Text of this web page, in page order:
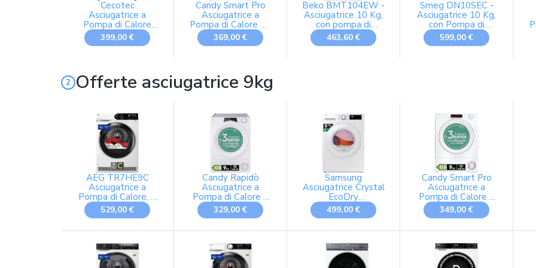
Cecotec
Asciugatrice a
Pompa di Calore
10Kg Bolero
Dresscode Dry
Programmi, 3 Livelli
Asciugatura,
SpaCare, Antipiega,
Bianca, Risparmio
Energetico
399,00 €
Candy Smart Pro
Asciugatrice a
Pompa di Calore 10
Kg, Classe D, Bianca
369,00 €
Beko BMT104EW -
Asciugatrice 10 Kg,
con pompa di
calore, Libera
Installazione,
463,60 €
Smeg DN10SEC -
Asciugatrice 10 Kg,
con Pompa di
Calore, Libera
installazione, Classe
599,00 €
Offerte asciugatrice 9kg
AEG TR7HE9C
Asciugatrice a
Pompa di Calore, 9
kg, Serie 7000,
Tecnologia
Sintetici,
Tecnologia
PreciseDry per
529,00 €
Candy Rapidò
Asciugatrice a
Pompa di Calore 9
Kg, Classe D,
Bianco
329,00 €
Samsung
Asciugatrice Crystal
EcoDry
DV90DG52A0TE, 9
kg, Wifi, Pompa di
Led, Filtro 2 in 1,
Carica Frontale, 60l
x 85h x 60p cm
499,00 €
Candy Smart Pro
Asciugatrice a
Pompa di Calore 9
Kg, Classe D, Bianca
349,00 €